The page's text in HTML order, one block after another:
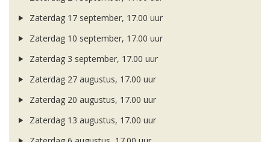
Zaterdag 17 september, 17.00 uur
Zaterdag 10 september, 17.00 uur
Zaterdag 3 september, 17.00 uur
Zaterdag 27 augustus, 17.00 uur
Zaterdag 20 augustus, 17.00 uur
Zaterdag 13 augustus, 17.00 uur